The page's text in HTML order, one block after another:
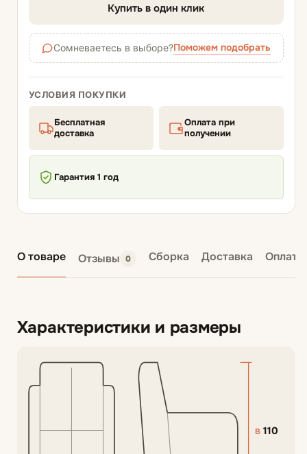
Купить в один клик
Сомневаетесь в выборе?Поможем подобрать
УСЛОВИЯ ПОКУПКИ
Бесплатная
доставка
Оплата при
получении
Гарантия 1 год
О товаре Отзывы 0 Сборка Доставка Оплата
Характеристики и размеры
В110